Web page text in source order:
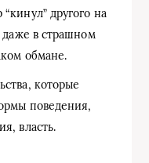
другого на
даже в страшном
обмане.
которые
поведения,
власть.